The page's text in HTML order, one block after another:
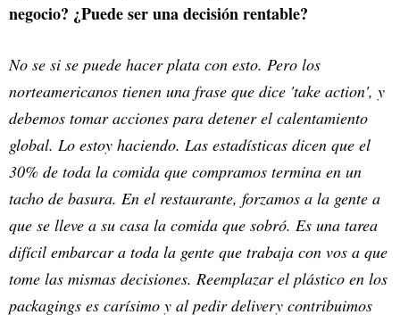
negocio? ¿Puede ser una decisión rentable?
No se si se puede hacer plata con esto. Pero los
norteamericanos tienen una frase que dice 'take action', y
debemos tomar acciones para detener el calentamiento
global. Lo estoy haciendo. Las estadísticas dicen que el
30% de toda la comida que compramos termina en un
tacho de basura. En el restaurante, forzamos a la gente a
que se lleve a su casa la comida que sobró. Es una tarea
difícil embarcar a toda la gente que trabaja con vos a que
tome las mismas decisiones. Reemplazar el plástico en los
packagings es carísimo y al pedir delivery contribuimos